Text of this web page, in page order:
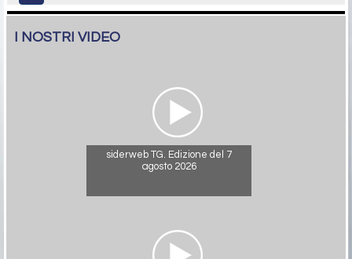
I NOSTRI VIDEO
siderweb TG. Edizione del 7
agosto 2026